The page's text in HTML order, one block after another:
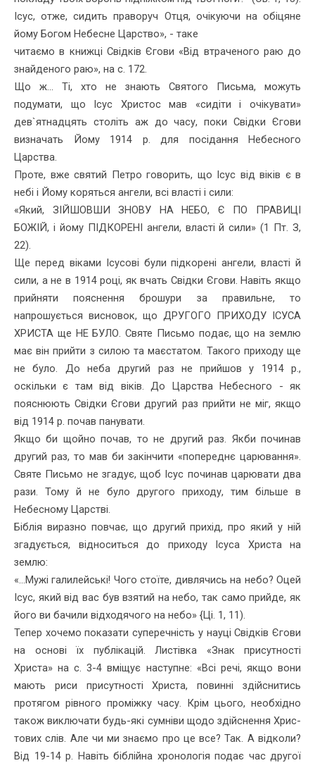
Ісус, отже, сидить праворуч От­ця, очікуючи на обіцяне
йому Богом Небесне Царство», - таке
читаємо в книжці Свідків Єгови «Від втраченого раю до
знайденого раю», на с. 172.
Що ж... Ті, хто не знають Святого Письма, можуть
подумати, що Ісус Христос мав «сидіти і очікувати»
дев`ятнадцять століть аж до часу, поки Свідки Єгови
визначать Йому 1914 р. для посідання Не­бесного
Царства.
Проте, вже святий Петро говорить, що Ісус від віків є в
небі і Йому коряться ангели, всі власті і сили:
«Який, ЗІЙШОВШИ ЗНОВУ НА НЕБО, Є ПО ПРАВИЦІ
БОЖІЙ, і йому ПІДКОРЕНІ ангели, власті й сили» (1 Пт. З,
22).
Ще перед віками Ісусові були підкорені ангели, власті й
сили, а не в 1914 році, як вчать Свідки Єгови. Навіть якщо
прийняти пояс­нення брошури за правильне, то
напрошується висновок, що ДРУ­ГОГО ПРИХОДУ ІСУСА
ХРИСТА ще НЕ БУЛО. Святе Письмо по­дає, що на землю
має він прийти з силою та маєстатом. Такого при­ходу ще
не було. До неба другий раз не прийшов у 1914 р.,
оскільки є там від віків. До Царства Небесного - як
пояснюють Свідки Єгови другий раз прийти не міг, якщо
від 1914 р. почав панувати.
Якщо би щойно почав, то не другий раз. Якби починав
другий раз, то мав би закінчити «попереднє царювання».
Святе Письмо не зга­дує, щоб Ісус починав царювати два
рази. Тому й не було другого приходу, тим більше в
Небесному Царстві.
Біблія виразно повчає, що другий прихід, про який у ній
згадуєть­ся, відноситься до приходу Ісуса Христа на
землю:
«...Мужі галилейські! Чого стоїте, дивлячись на небо? Оцей
Ісус, який від вас був взятий на небо, так само прийде, як
його ви бачили відходячого на небо» {Ці. 1, 11).
Тепер хочемо показати суперечність у науці Свідків Єгови
на основі їх публікацій. Листівка «Знак присутності
Христа» на с. 3-4 вміщує наступне: «Всі речі, якщо вони
мають риси присутності Хрис­та, повинні здійснитись
протягом рівного проміжку часу. Крім цього, необхідно
також виключати будь-які сумніви щодо здійснення Хрис­
тових слів. Але чи ми знаємо про це все? Так. А відколи?
Від 19-14 р. Навіть біблійна хронологія подає час другої